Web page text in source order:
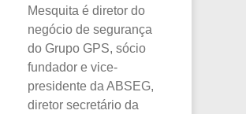
Mesquita é diretor do
negócio de segurança
do Grupo GPS, sócio
fundador e vice-
presidente da ABSEG,
diretor secretário da